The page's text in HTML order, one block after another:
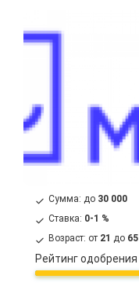
Сумма: до 30 000
Ставка: 0-1 %
Возраст: от 21 до 65
Рейтинг одобрения